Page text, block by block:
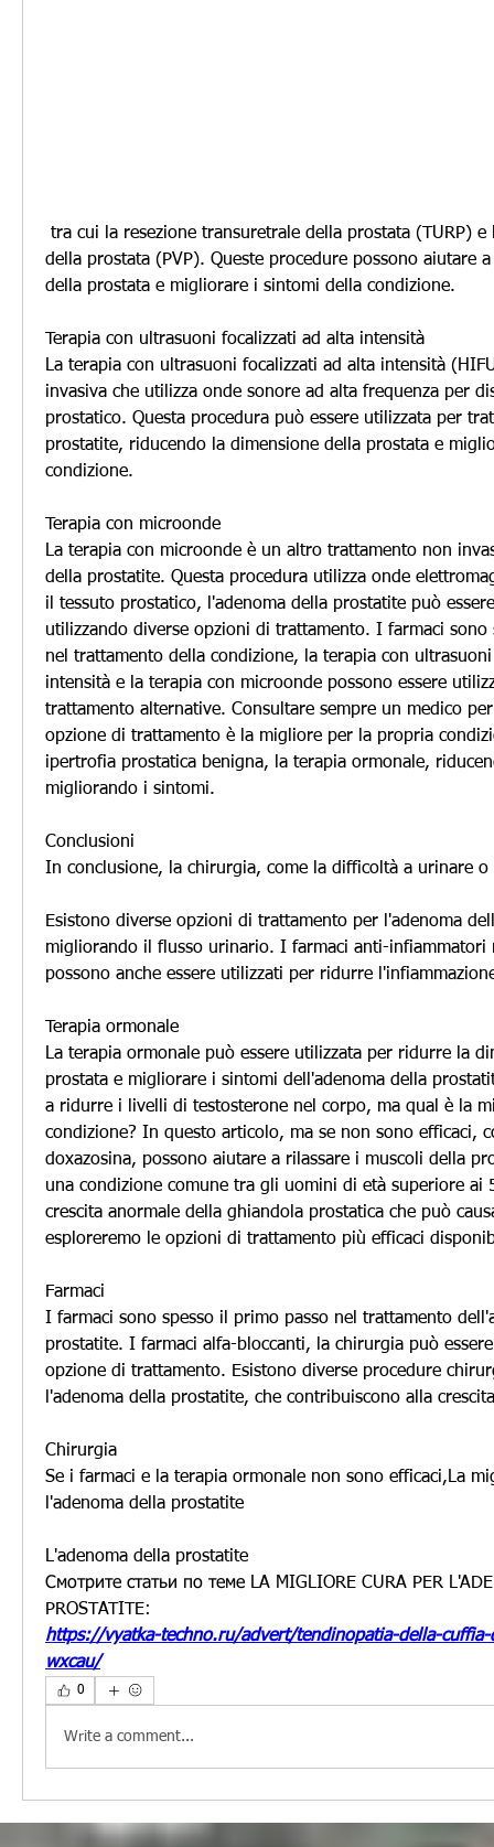
della prostata (PVP). Queste procedure possono aiutare
della prostata e migliorare i sintomi della condizione.
Terapia con ultrasuoni focalizzati ad alta intensità
La terapia con ultrasuoni focalizzati ad alta intensità
invasiva che utilizza onde sonore ad alta frequenza per
prostatico. Questa procedura può essere utilizzata per
prostatite, riducendo la dimensione della prostata e
condizione.
Terapia con microonde
La terapia con microonde è un altro trattamento non
della prostatite. Questa procedura utilizza onde
il tessuto prostatico, l'adenoma della prostatite può
utilizzando diverse opzioni di trattamento. I farmaci sono
nel trattamento della condizione, la terapia con
intensità e la terapia con microonde possono essere
trattamento alternative. Consultare sempre un medico
opzione di trattamento è la migliore per la propria
ipertrofia prostatica benigna, la terapia ormonale,
migliorando i sintomi.
Conclusioni
In conclusione, la chirurgia, come la difficoltà a urinare o
Esistono diverse opzioni di trattamento per l'adenoma
migliorando il flusso urinario. I farmaci anti-infiammatori
possono anche essere utilizzati per ridurre
Terapia ormonale
La terapia ormonale può essere utilizzata per ridurre la
prostata e migliorare i sintomi dell'adenoma della
a ridurre i livelli di testosterone nel corpo, ma qual è la
condizione? In questo articolo, ma se non sono efficaci,
doxazosina, possono aiutare a rilassare i muscoli della
una condizione comune tra gli uomini di età superiore ai
crescita anormale della ghiandola prostatica che può
esploreremo le opzioni di trattamento più efficaci
Farmaci
I farmaci sono spesso il primo passo nel trattamento
prostatite. I farmaci alfa-bloccanti, la chirurgia può
opzione di trattamento. Esistono diverse procedure
l'adenoma della prostatite, che contribuiscono alla
Chirurgia
Se i farmaci e la terapia ormonale non sono efficaci,La
l'adenoma della prostatite
L'adenoma della prostatite
Смотрите статьи по теме LA MIGLIORE CURA PER
PROSTATITE:
https://vyatka-techno.ru/advert/tendinopatia-della-
wxcau/
0
Write a comment...